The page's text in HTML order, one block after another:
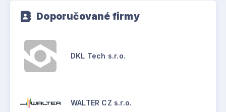
Doporučované firmy
DKL Tech s.r.o.
WALTER CZ s.r.o.